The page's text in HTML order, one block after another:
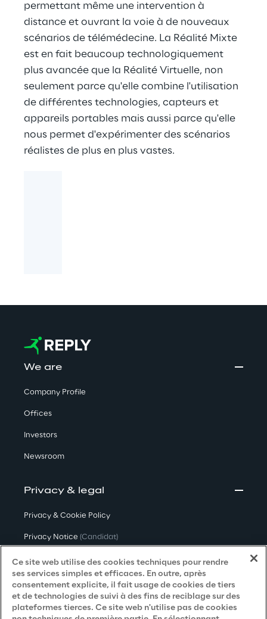
permettant même une intervention à
distance et ouvrant la voie à de nouveaux
scénarios de télémédecine. La Réalité Mixte
est en fait beaucoup technologiquement
plus avancée que la Réalité Virtuelle, non
seulement parce qu'elle combine l'utilisation
de différentes technologies, capteurs et
appareils portables mais aussi parce qu'elle
nous permet d'expérimenter des scénarios
réalistes de plus en plus vastes.
We are
Company Profile
Offices
Investors
Newsroom
Privacy & legal
Privacy & Cookie Policy
Privacy Notice (Candidat)
Privacy Notice (Client)
Privacy Notice (Fournisseur)
Privacy Notice(Marketing)
Ce site web utilise des cookies techniques pour rendre
ses services simples et efficaces. En outre, après
consentement explicite, il fait usage de cookies de tiers
et de technologies de suivi à des fins de reciblage sur des
plateformes tierces. Ce site web n'utilise pas de cookies